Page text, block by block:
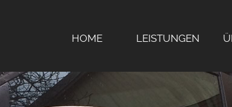
HOME LEISTUNGEN